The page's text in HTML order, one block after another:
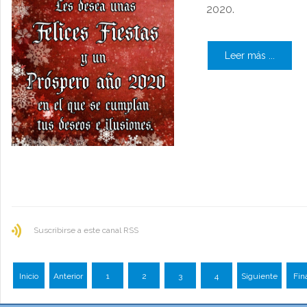
2020.
Leer más ...
Suscribirse a este canal RSS
Inicio Anterior 1 2 3 4 Siguiente